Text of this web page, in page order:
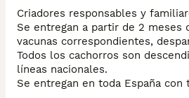
Criadores responsables y
Se entregan a partir de 2 meses
vacunas correspondientes,
Todos los cachorros son
líneas nacionales.
Se entregan en toda España